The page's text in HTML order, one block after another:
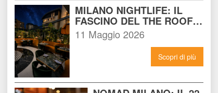
MILANO NIGHTLIFE: IL
FASCINO DEL THE ROOF
14 INCONTRA L'ENERGIA
DEL NOMAD
11 Maggio 2026
Scopri di più